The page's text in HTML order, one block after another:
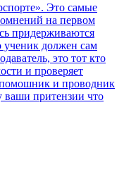
Это самые
на первом
придерживаются
ученик должен сам
это тот кто
и проверяет
помошник и проводник
ваши притензии что